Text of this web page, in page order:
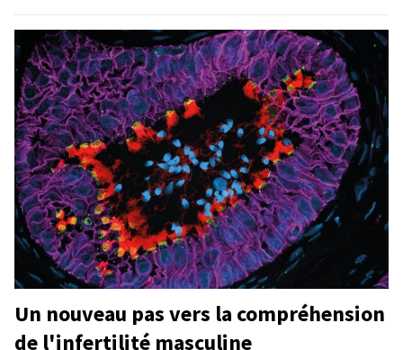
Un nouveau pas vers la compréhension
de l'infertilité masculine